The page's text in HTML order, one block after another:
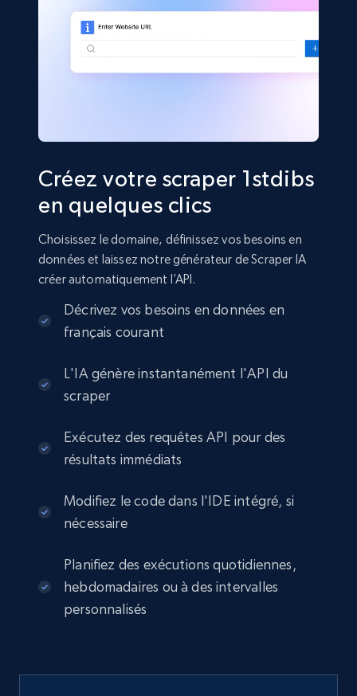
Créez votre scraper 1stdibs
en quelques clics
Choisissez le domaine, définissez vos besoins en
données et laissez notre générateur de Scraper IA
créer automatiquement l’API.
Décrivez vos besoins en données en
français courant
L'IA génère instantanément l'API du
scraper
Exécutez des requêtes API pour des
résultats immédiats
Modifiez le code dans l'IDE intégré, si
nécessaire
Planifiez des exécutions quotidiennes,
hebdomadaires ou à des intervalles
personnalisés